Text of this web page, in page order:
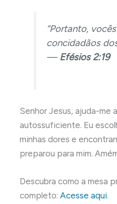
“Portanto,
concidadãos
— Efésios 2:19
Senhor Jesus, ajuda-me
autossuficiente. Eu
minhas dores e
preparou para mim.
Descubra como a mesa
completo: Acesse aqui.